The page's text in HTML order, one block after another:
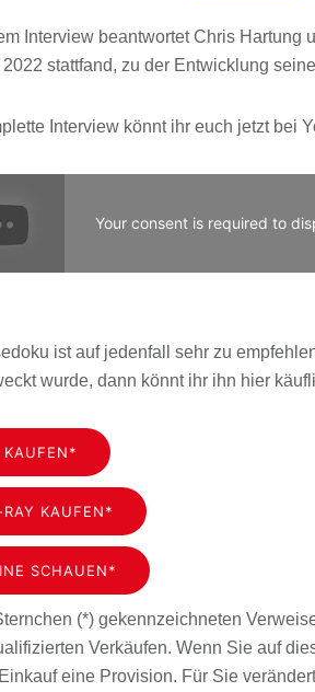
Interview beantwortet Chris
2022 stattfand, zu der Entwicklung
Interview könnt ihr euch jetzt bei
Your consent is required to
ist auf jedenfall sehr zu
wurde, dann könnt ihr ihn hier
KAUFEN*
RAY KAUFEN*
SCHAUEN*
(*) gekennzeichneten
Verkäufen. Wenn Sie auf
eine Provision. Für Sie